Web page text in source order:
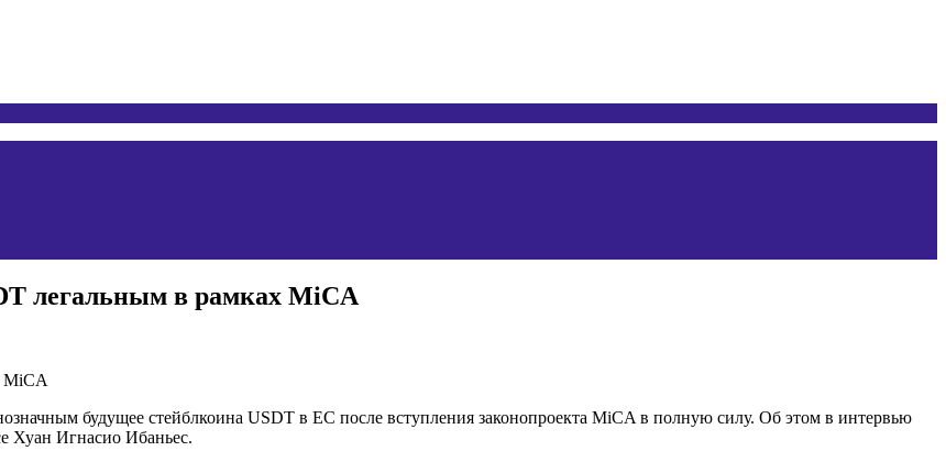
легальным в рамках MiCA
будущее стейблкоина USDT в ЕС после вступления законопроекта MiCA в полную силу. Об этом в интервью
Хуан Игнасио Ибаньес.